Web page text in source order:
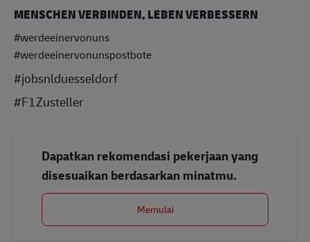
MENSCHEN VERBINDEN, LEBEN VERBESSERN
#werdeeinervonuns
#werdeeinervonunspostbote
#jobsnlduesseldorf
#F1Zusteller
Dapatkan rekomendasi pekerjaan yang
disesuaikan berdasarkan minatmu.
Memulai